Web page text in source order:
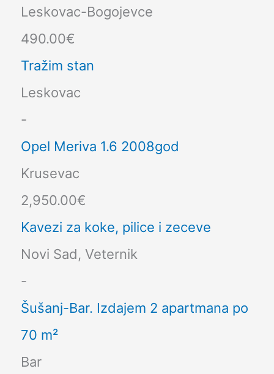
Leskovac-Bogojevce
490.00€
Tražim stan
Leskovac
-
Opel Meriva 1.6 2008god
Krusevac
2,950.00€
Kavezi za koke, pilice i zeceve
Novi Sad, Veternik
-
Šušanj-Bar. Izdajem 2 apartmana po
70 m²
Bar